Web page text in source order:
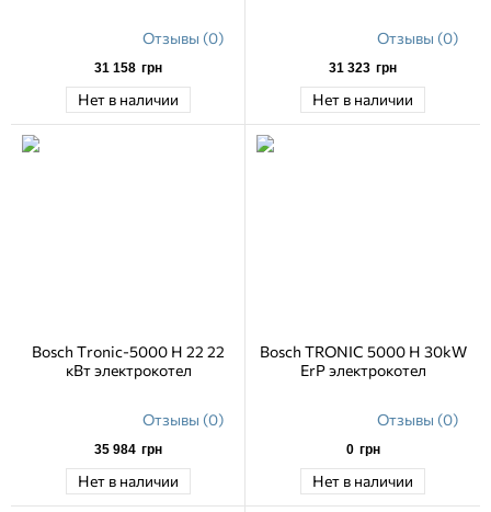
Отзывы (0)
31 158 грн
Нет в наличии
Отзывы (0)
31 323 грн
Нет в наличии
Bosch Tronic-5000 H 22 22
кВт электрокотел
Отзывы (0)
35 984 грн
Нет в наличии
Bosch TRONIC 5000 H 30kW
ErP электрокотел
Отзывы (0)
0 грн
Нет в наличии